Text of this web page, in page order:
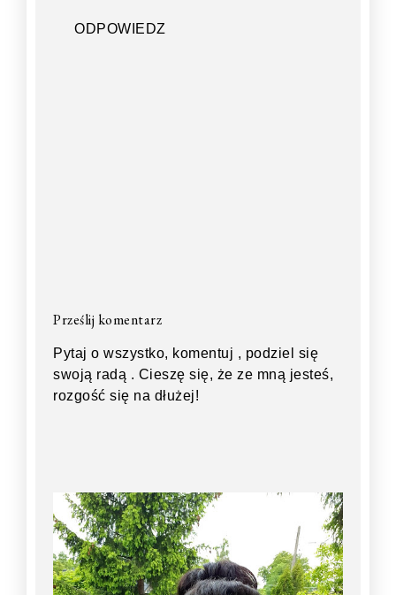
ODPOWIEDZ
Prześlij komentarz
Pytaj o wszystko, komentuj , podziel się
swoją radą . Cieszę się, że ze mną jesteś,
rozgość się na dłużej!